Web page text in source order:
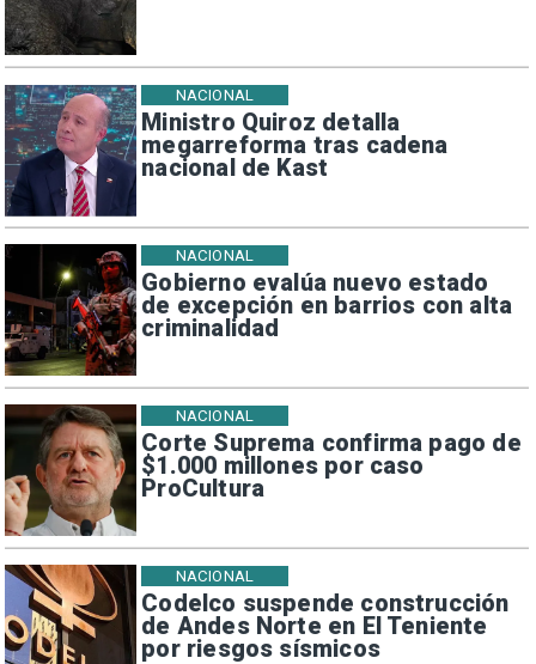
Ministro Quiroz detalla
megarreforma tras cadena
nacional de Kast
NACIONAL
Gobierno evalúa nuevo estado
de excepción en barrios con alta
criminalidad
NACIONAL
Corte Suprema confirma pago de
$1.000 millones por caso
ProCultura
NACIONAL
Codelco suspende construcción
de Andes Norte en El Teniente
por riesgos sísmicos
NACIONAL